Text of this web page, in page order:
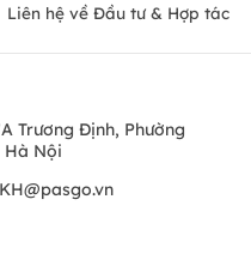
Liên hệ về Đầu tư & Hợp tác
Trương Định, Phường
Hà Nội